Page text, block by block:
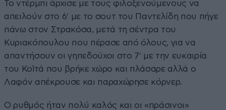
Το ντέρμπι άρχισε με τους φιλοξενούμενους να
απειλούν στο 6′ με το σουτ του Παντελίδη που πήγε
πάνω στον Στρακόσα, μετά τη σέντρα του
Κυριακόπουλου που πέρασε από όλους, για να
απαντήσουν οι γηπεδούχοι στο 7′ με την ευκαιρία
του Κοϊτά που βρήκε χώρο και πλάσαρε αλλά ο
Λαφόν απέκρουσε και παραχώρησε κόρνερ.
Ο ρυθμός ήταν πολύ καλός και οι «πράσινοι»